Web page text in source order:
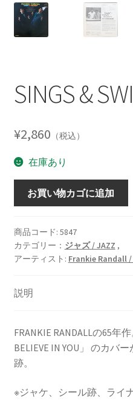
SINGS &
¥2,860 （税込）
在庫あり
SINGS
[LP]
個
お買い物カゴに追加
商品コード: 5847
カテゴリー： ジャズ / JAZZ ,
アーティスト: Frankie Randall
説明
FRANKIE RANDALLの65年
BELIEVE IN YOU」 のカバ
跡。
※ジャケ、シール跡、ライ